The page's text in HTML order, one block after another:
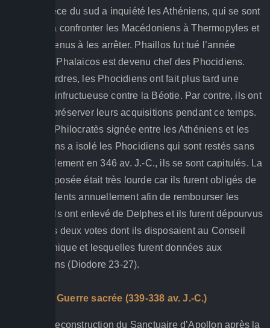
dans la Grèce du sud a inquiété les Athéniens, qui se sont
précipités à confronter les Macédoniens à Thermopyles et
ils ont parvenus à les arrêter. Phaillos fut tué l’année
suivante et Phalaicos est devenu chef des Phocidiens.
Sous ses ordres, les Phocidiens ont fait plus tard une
campagne infructueuse contre la Béotie. Par contre, ils ont
parvenu à préserver leurs acquisitions pendant ce temps.
La paix de Philocratès signée entre les Athéniens et les
Macédoniens a isolé les Phocidiens qui sont restés sans
alliés. Finalement en 346 av. J.-C., ils se sont capitulés. La
pénalité imposée était très lourde car ils furent obligés de
payer 60 talents annuellement afin de rembourser les
trésors qu’ils ont enlevé de Delphes et ils furent dépourvus
du droit des deux votes dont ils disposaient au Conseil
Amphictyonique et lesquelles furent données aux
Macédoniens (Diodore 23-27).
Quatrième Guerre sacrée (339-338 av. J.-C.)
Lors de la reconstruction du Sanctuaire d’Apollon après la